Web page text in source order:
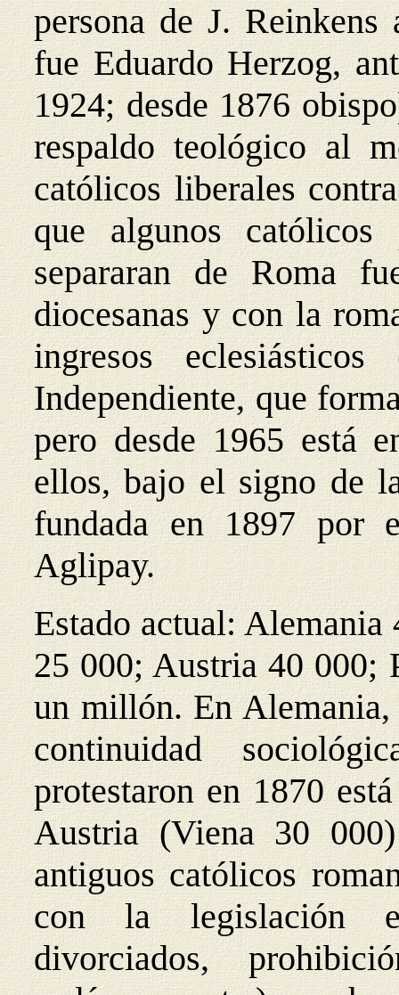
persona de J.
fue Eduardo Herzog,
1924; desde 1876
respaldo teológico al
católicos liberales
que algunos católicos
separaran de Roma
diocesanas y con la
ingresos
Independiente, que
pero desde 1965 está
ellos, bajo el signo de
fundada en 1897 por
Aglipay.
Estado actual:
25 000; Austria 40 000;
un millón. En
continuidad
protestaron en 1870
Austria (Viena 30
antiguos católicos
con la legislación
divorciados,